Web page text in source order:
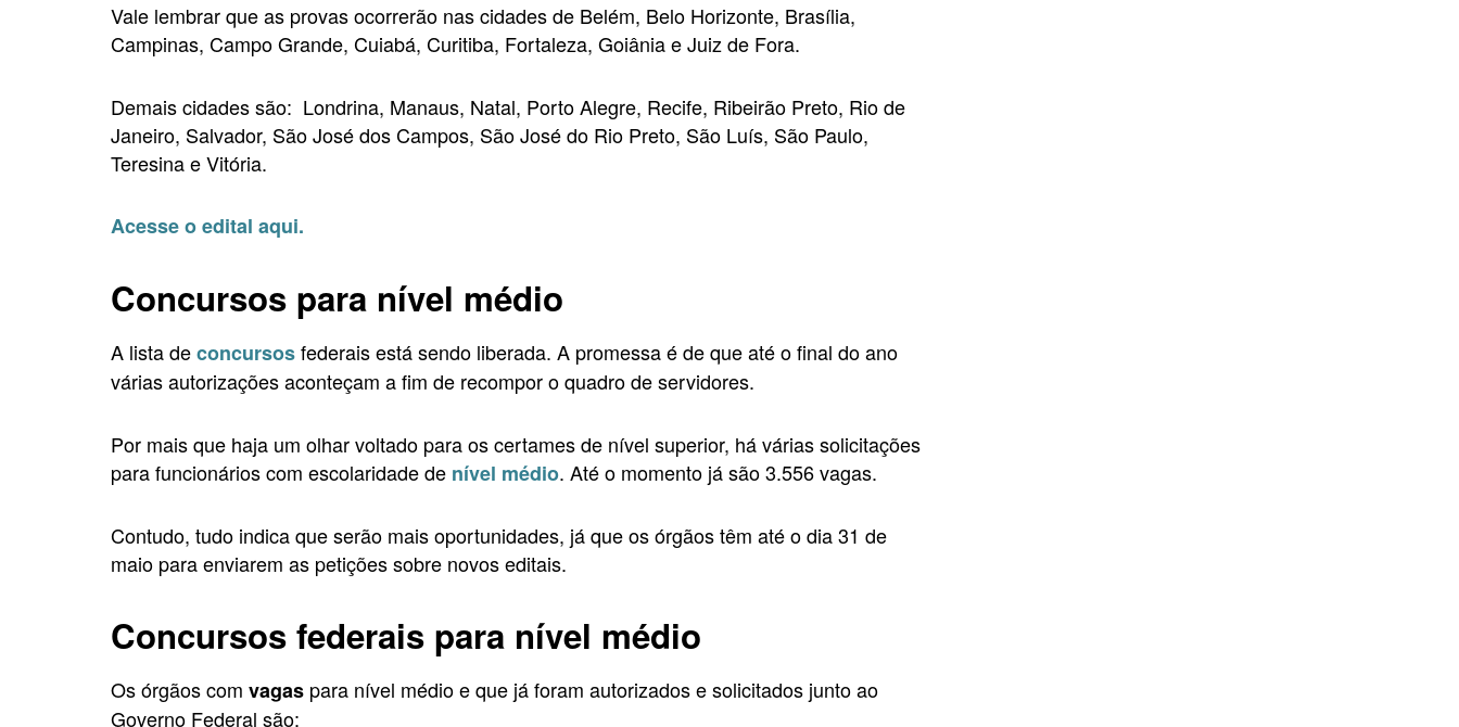
Vale lembrar que as provas ocorrerão nas cidades de Belém, Belo Horizonte, Brasília,
Campinas, Campo Grande, Cuiabá, Curitiba, Fortaleza, Goiânia e Juiz de Fora.
Demais cidades são: Londrina, Manaus, Natal, Porto Alegre, Recife, Ribeirão Preto, Rio de
Janeiro, Salvador, São José dos Campos, São José do Rio Preto, São Luís, São Paulo,
Teresina e Vitória.
Acesse o edital aqui.
Concursos para nível médio
A lista deconcursosfederais está sendo liberada. A promessa é de que até o final do ano
várias autorizações aconteçam a fim de recompor o quadro de servidores.
Por mais que haja um olhar voltado para os certames de nível superior, há várias solicitações
para funcionários com escolaridade de nível médio. Até o momento já são 3.556 vagas.
Contudo, tudo indica que serão mais oportunidades, já que os órgãos têm até o dia 31 de
maio para enviarem as petições sobre novos editais.
Concursos federais para nível médio
Os órgãos com vagas para nível médio e que já foram autorizados e solicitados junto ao
Governo Federal são: